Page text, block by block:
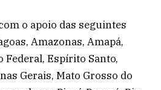
o apoio das seguintes
Amazonas, Amapá,
Federal, Espírito Santo,
Gerais, Mato Grosso do